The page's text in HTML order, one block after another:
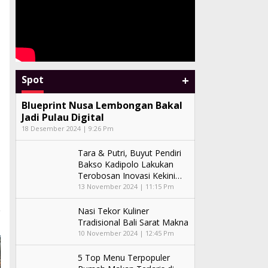
Spot +
Blueprint Nusa Lembongan Bakal
Jadi Pulau Digital
18 Desember 2024 | 9:26 Pm
Tara & Putri, Buyut Pendiri
Bakso Kadipolo Lakukan
Terobosan Inovasi Kekini…
13 November 2024 | 11:15 Pm
Nasi Tekor Kuliner
Tradisional Bali Sarat Makna
10 November 2024 | 12:45 Pm
5 Top Menu Terpopuler